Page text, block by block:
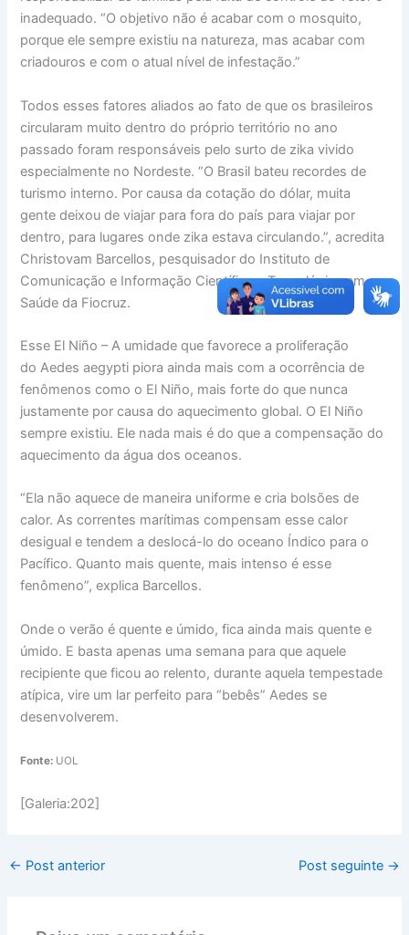
inadequado. “O objetivo não é acabar com o mosquito,
porque ele sempre existiu na natureza, mas acabar com
criadouros e com o atual nível de infestação.”
Todos esses fatores aliados ao fato de que os brasileiros
circularam muito dentro do próprio território no ano
passado foram responsáveis pelo surto de zika vivido
especialmente no Nordeste. “O Brasil bateu recordes de
turismo interno. Por causa da cotação do dólar, muita
gente deixou de viajar para fora do país para viajar por
dentro, para lugares onde zika estava circulando.”, acredita
Christovam Barcellos, pesquisador do Instituto de
Comunicação e Informação Científica e Tecnológica em
Saúde da Fiocruz.
Esse El Niño – A umidade que favorece a proliferação
do Aedes aegypti piora ainda mais com a ocorrência de
fenômenos como o El Niño, mais forte do que nunca
justamente por causa do aquecimento global. O El Niño
sempre existiu. Ele nada mais é do que a compensação do
aquecimento da água dos oceanos.
“Ela não aquece de maneira uniforme e cria bolsões de
calor. As correntes marítimas compensam esse calor
desigual e tendem a deslocá-lo do oceano Índico para o
Pacífico. Quanto mais quente, mais intenso é esse
fenômeno”, explica Barcellos.
Onde o verão é quente e úmido, fica ainda mais quente e
úmido. E basta apenas uma semana para que aquele
recipiente que ficou ao relento, durante aquela tempestade
atípica, vire um lar perfeito para “bebês” Aedes se
desenvolverem.
Fonte: UOL
[Galeria:202]
← Post anterior Post seguinte →